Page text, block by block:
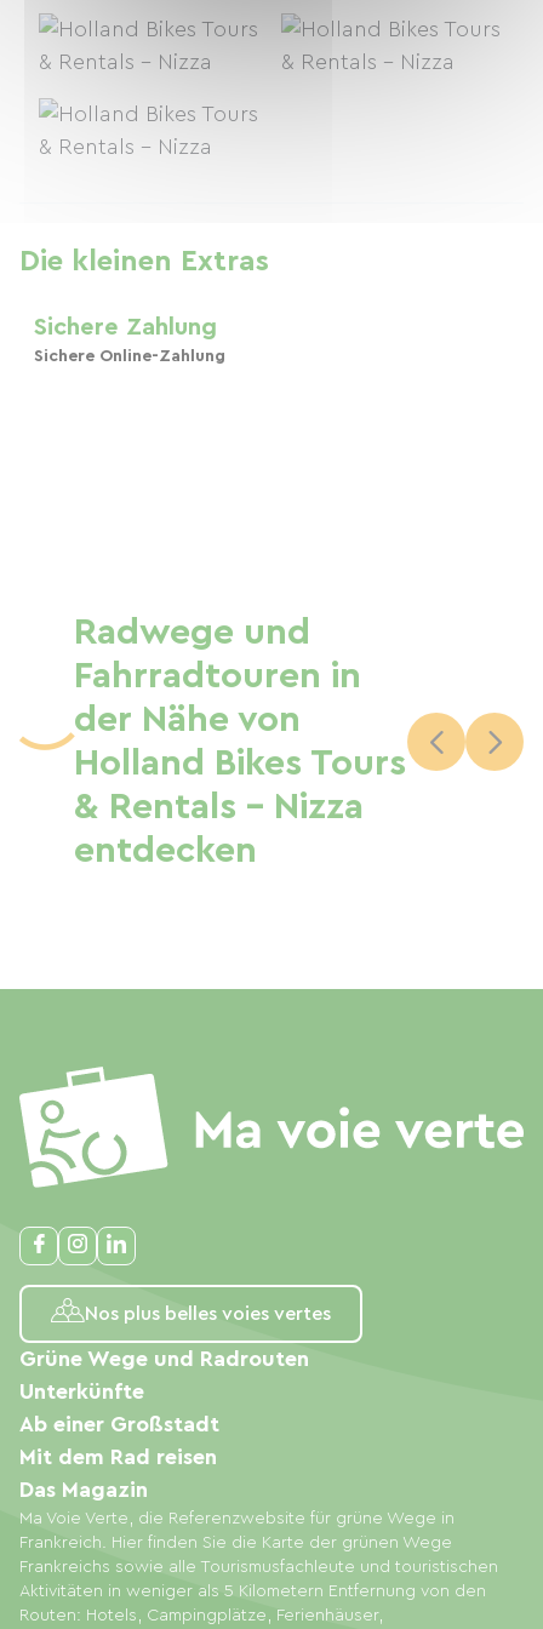
Die kleinen Extras
Sichere Zahlung
Sichere Online-Zahlung
Radwege und
Fahrradtouren in
der Nähe von
Holland Bikes Tours
& Rentals - Nizza
entdecken
Nos plus belles voies vertes
Ma Voie Verte, die Referenzwebsite für grüne Wege in
Frankreich. Hier finden Sie die Karte der grünen Wege
Frankreichs sowie alle Tourismusfachleute und touristischen
Aktivitäten in weniger als 5 Kilometern Entfernung von den
Routen: Hotels, Campingplätze, Ferienhäuser,
Grüne Wege und Radrouten
Unterkünfte
Ab einer Großstadt
Mit dem Rad reisen
Das Magazin